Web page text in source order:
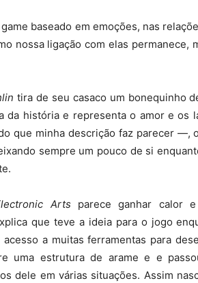
baseado em emoções, nas
nossa ligação com elas permanece,
tira de seu casaco um bonequinho
da história e representa o amor e os
que minha descrição faz parecer —,
sempre um pouco de si
Arts parece ganhar calor
que teve a ideia para o jogo
a muitas ferramentas para
uma estrutura de arame e e
dele em várias situações. Assim